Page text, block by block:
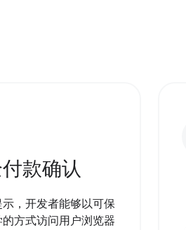
款确认
，开发者能够以可保
方式访问用户浏览器